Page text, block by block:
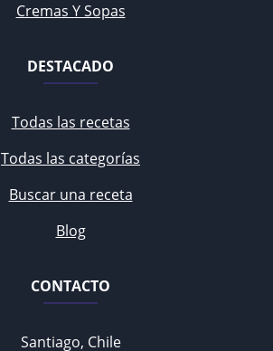
Cremas Y Sopas
DESTACADO
Todas las recetas
Todas las categorías
Buscar una receta
Blog
CONTACTO
Santiago, Chile